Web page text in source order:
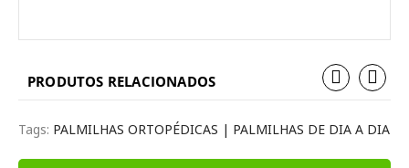
PRODUTOS RELACIONADOS
Tags: PALMILHAS ORTOPÉDICAS | PALMILHAS DE DIA A DIA